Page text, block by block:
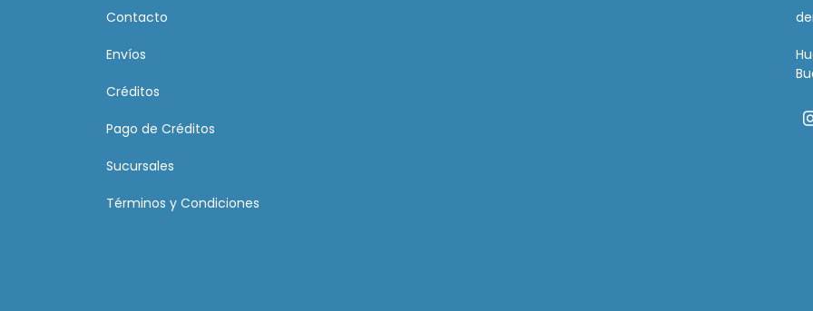
Contacto
Envíos
Créditos
Pago de Créditos
Sucursales
Términos y Condiciones